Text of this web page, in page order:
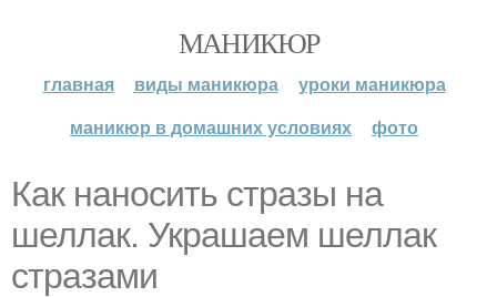
МАНИКЮР
главная виды маникюра
уроки маникюра
маникюр в домашних условиях
фото
Как наносить стразы на
шеллак. Украшаем шеллак
стразами